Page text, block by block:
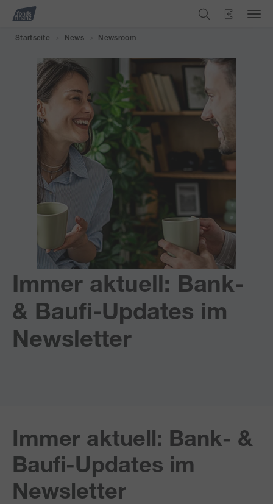
Startseite News Newsroom
Immer aktuell: Bank-
& Baufi-Updates im
Newsletter
Immer aktuell: Bank- &
Baufi-Updates im
Newsletter